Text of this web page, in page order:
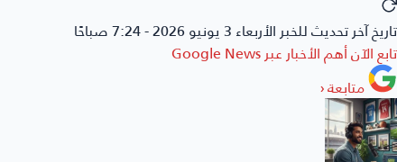
تاريخ آخر تحديث للخبرالأربعاء 3 يونيو 2026 - 7:24 صباحًا
تابع الآن أهم الأخبار عبرGoogle News
متابعة‹